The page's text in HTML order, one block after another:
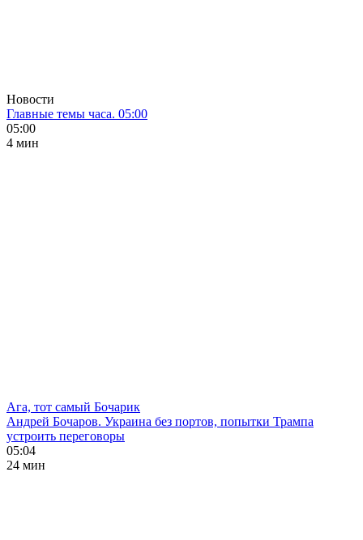
Новости
Главные темы часа. 05:00
05:00
4 мин
Ага, тот самый Бочарик
Андрей Бочаров. Украина без портов, попытки Трампа
устроить переговоры
05:04
24 мин